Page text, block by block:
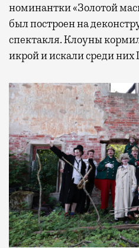
номинантки «Золотой
был построен на
спектакля. Клоуны
икрой и искали среди